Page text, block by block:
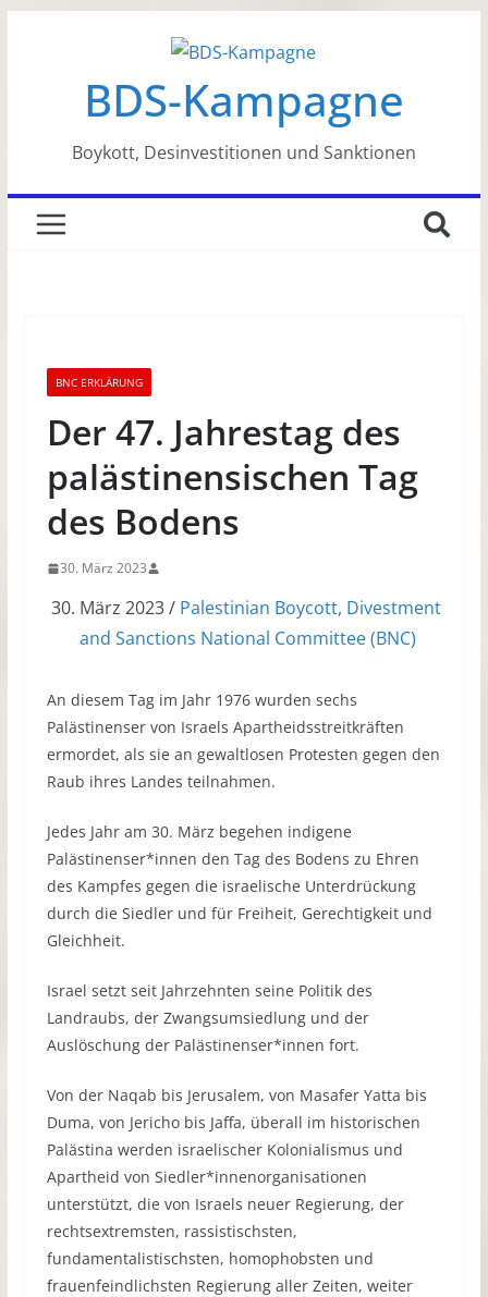
BDS-Kampagne
Boykott, Desinvestitionen und Sanktionen
BNC ERKLÄRUNG
Der 47. Jahrestag des
palästinensischen Tag
des Bodens
30. März 2023
März 2023 / Palestinian Boycott, Divestment
and Sanctions National Committee (BNC)
An diesem Tag im Jahr 1976 wurden sechs
Palästinenser von Israels Apartheidsstreitkräften
ermordet, als sie an gewaltlosen Protesten gegen den
Raub ihres Landes teilnahmen.
Jedes Jahr am 30. März begehen indigene
Palästinenser*innen den Tag des Bodens zu Ehren
des Kampfes gegen die israelische Unterdrückung
durch die Siedler und für Freiheit, Gerechtigkeit und
Gleichheit.
Israel setzt seit Jahrzehnten seine Politik des
Landraubs, der Zwangsumsiedlung und der
Auslöschung der Palästinenser*innen fort.
Von der Naqab bis Jerusalem, von Masafer Yatta bis
Duma, von Jericho bis Jaffa, überall im historischen
Palästina werden israelischer Kolonialismus und
Apartheid von Siedler*innenorganisationen
unterstützt, die von Israels neuer Regierung, der
rechtsextremsten, rassistischsten,
fundamentalistischsten, homophobsten und
frauenfeindlichsten Regierung aller Zeiten, weiter